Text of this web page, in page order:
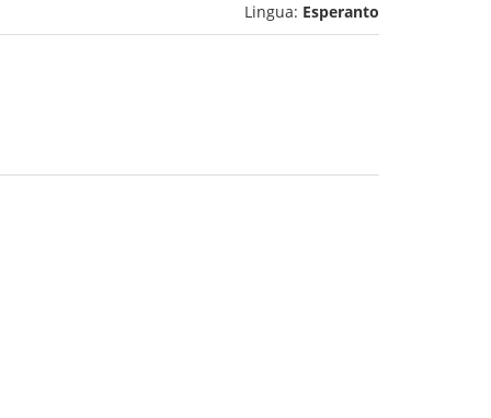
Lingua: Esperanto